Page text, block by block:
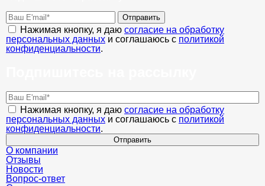
Отправить
Нажимая кнопку, я даю согласие на обработку
персональных данных и соглашаюсь с политикой
конфиденциальности.
Нажимая кнопку, я даю согласие на обработку
персональных данных и соглашаюсь с политикой
конфиденциальности.
Отправить
О компании
Отзывы
Новости
Вопрос-ответ